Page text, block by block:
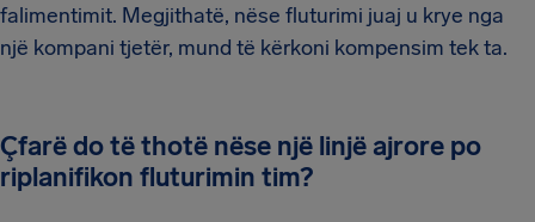
falimentimit. Megjithatë, nëse fluturimi juaj u krye nga
një kompani tjetër, mund të kërkoni kompensim tek ta.
Çfarë do të thotë nëse një linjë ajrore po
riplanifikon fluturimin tim?